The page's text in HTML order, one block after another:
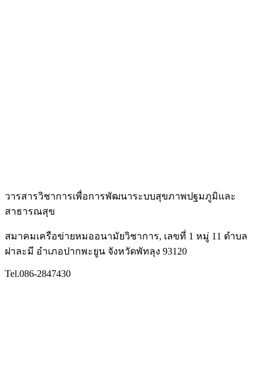
วารสารวิชาการเพื่อการพัฒนาระบบสุขภาพปฐมภูมิและ
สาธารณสุข
สมาคมเครือข่ายหมออนามัยวิชาการ, เลขที่ 1 หมู่ 11 ตำบล
ฝาละมี อำเภอปากพะยูน จังหวัดพัทลุง 93120
Tel.086-2847430